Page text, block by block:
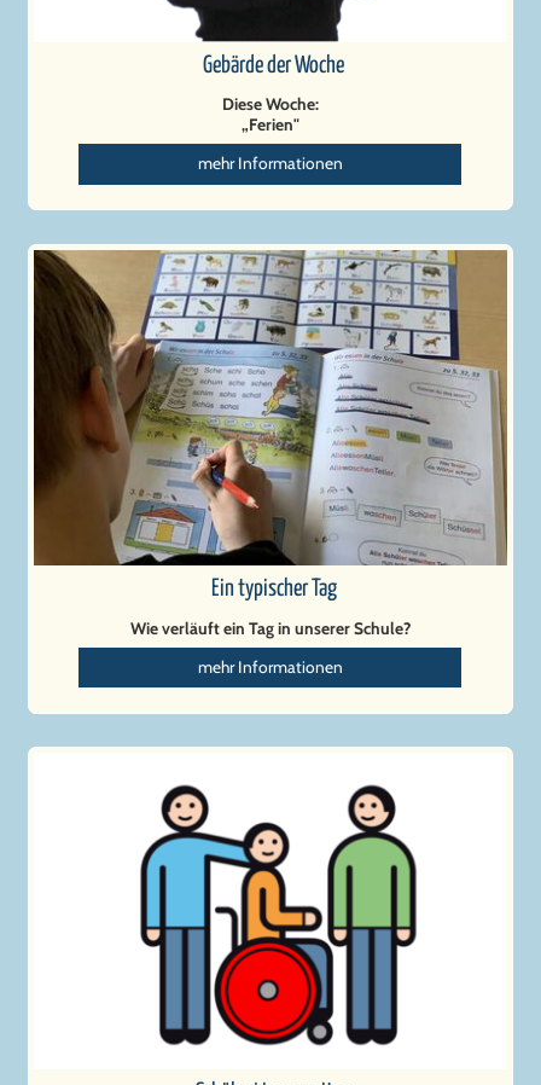
Gebärde der Woche
Diese Woche:
„Ferien"
mehr Informationen
Ein typischer Tag
Wie verläuft ein Tag in unserer Schule?
mehr Informationen